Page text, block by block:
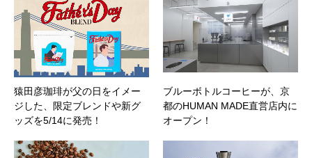
猿田彦珈琲が父の日をイメー
ジした、限定ブレンドや新グ
ッズを5/14に発売！
ブルーボトルコーヒーが、京
都のHUMAN MADE直営店内に
オープン！